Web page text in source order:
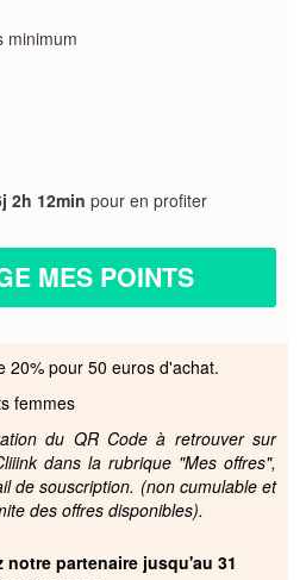
minimum
2h 12min pour en profiter
MES POINTS
20% pour 50 euros d'achat.
femmes
du QR Code à retrouver sur
dans la rubrique "Mes offres",
de souscription. (non cumulable et
des offres disponibles).
partenaire jusqu'au 31